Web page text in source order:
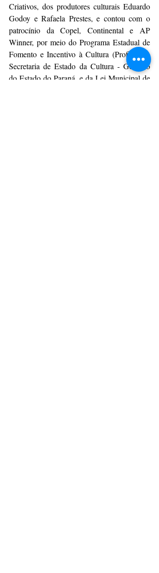
Criativos, dos produtores culturais Eduardo
Godoy e Rafaela Prestes, e contou com o
patrocínio da Copel, Continental e AP
Winner, por meio do Programa Estadual de
Fomento e Incentivo à Cultura (Profice) da
Secretaria de Estado da Cultura - Governo
do Estado do Paraná, e da Lei Municipal de